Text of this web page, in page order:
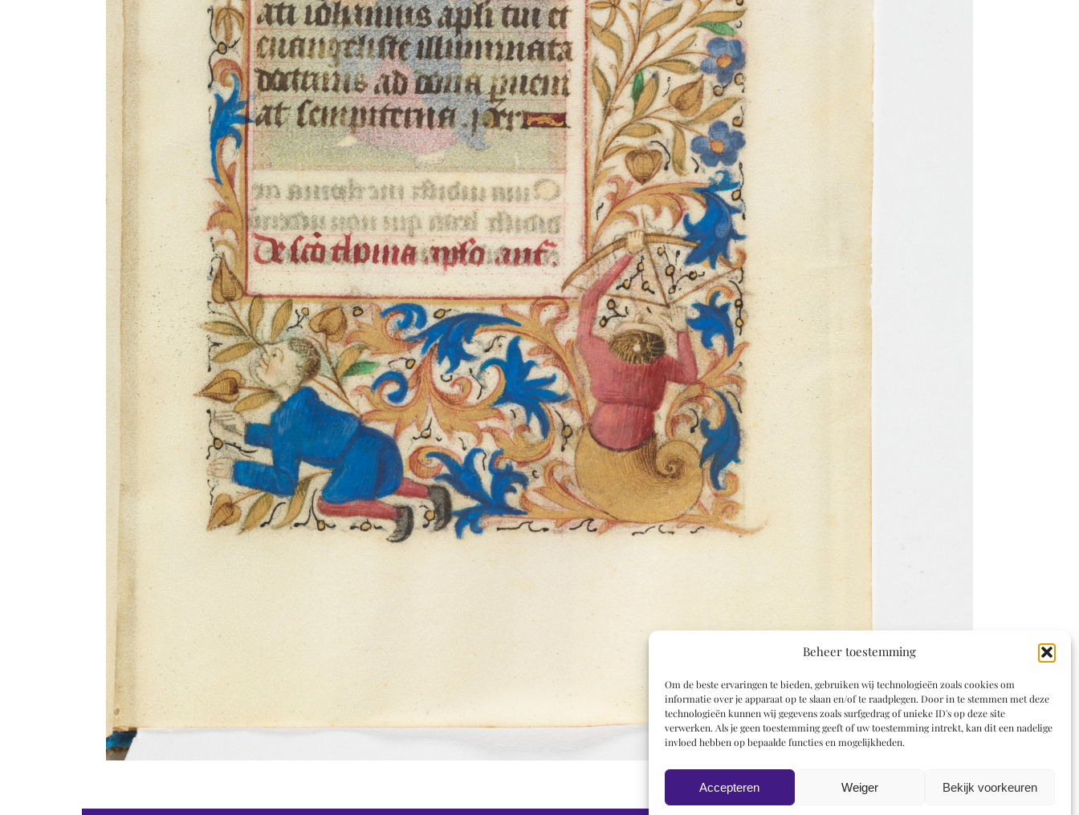
Beheer toestemming
Om de beste ervaringen te bieden, gebruiken wij technologieën zoals cookies om
informatie over je apparaat op te slaan en/of te raadplegen. Door in te stemmen met deze
technologieën kunnen wij gegevens zoals surfgedrag of unieke ID's op deze site
verwerken. Als je geen toestemming geeft of uw toestemming intrekt, kan dit een nadelige
invloed hebben op bepaalde functies en mogelijkheden.
Accepteren Weiger Bekijk voorkeuren